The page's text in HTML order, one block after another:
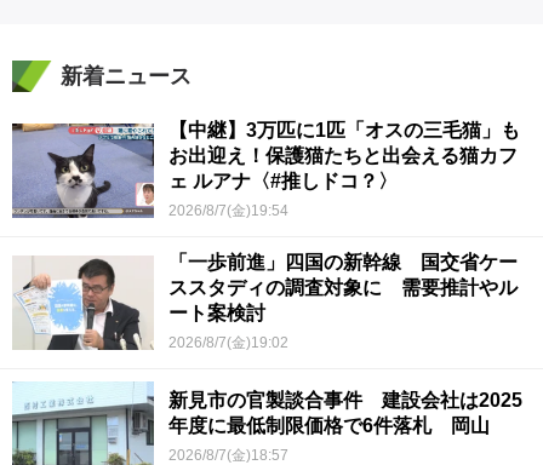
新着ニュース
【中継】3万匹に1匹「オスの三毛猫」も
お出迎え！保護猫たちと出会える猫カフ
ェ ルアナ〈#推しドコ？〉
2026/8/7(金)19:54
「一歩前進」四国の新幹線 国交省ケー
ススタディの調査対象に 需要推計やル
ート案検討
2026/8/7(金)19:02
新見市の官製談合事件 建設会社は2025
年度に最低制限価格で6件落札 岡山
2026/8/7(金)18:57